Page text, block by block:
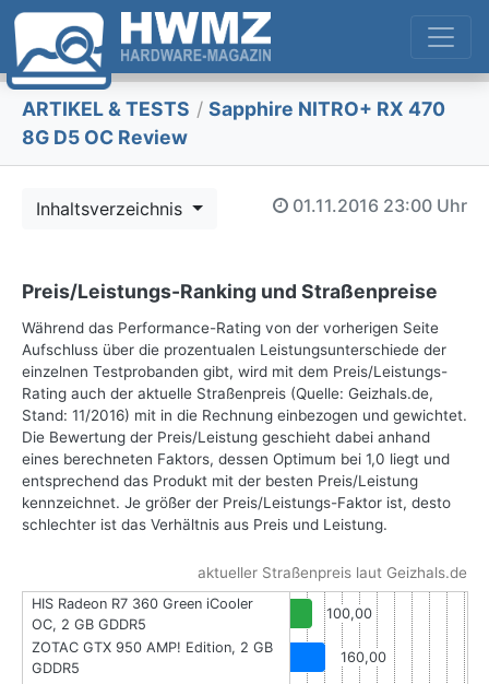
ARTIKEL & TESTS / Sapphire NITRO+ RX 470
8G D5 OC Review
Inhaltsverzeichnis 01.11.2016 23:00 Uhr
Preis/Leistungs-Ranking und Straßenpreise
Während das Performance-Rating von der vorherigen Seite
Aufschluss über die prozentualen Leistungsunterschiede der
einzelnen Testprobanden gibt, wird mit dem Preis/Leistungs-
Rating auch der aktuelle Straßenpreis (Quelle: Geizhals.de,
Stand: 11/2016) mit in die Rechnung einbezogen und gewichtet.
Die Bewertung der Preis/Leistung geschieht dabei anhand
eines berechneten Faktors, dessen Optimum bei 1,0 liegt und
entsprechend das Produkt mit der besten Preis/Leistung
kennzeichnet. Je größer der Preis/Leistungs-Faktor ist, desto
schlechter ist das Verhältnis aus Preis und Leistung.
aktueller Straßenpreis laut Geizhals.de
HIS Radeon R7 360 Green iCooler
OC, 2 GB GDDR5
100,00
ZOTAC GTX 950 AMP! Edition, 2 GB
GDDR5
160,00